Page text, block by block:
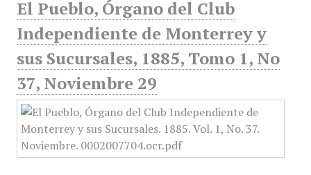
El Pueblo, Órgano del Club
Independiente de Monterrey y
sus Sucursales, 1885, Tomo 1, No
37, Noviembre 29